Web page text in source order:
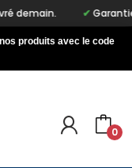
demain. Garantie
produits avec le code
0